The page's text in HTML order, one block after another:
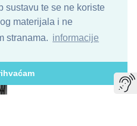
sustavu te se ne koriste
materijala i ne
stranama. informacije